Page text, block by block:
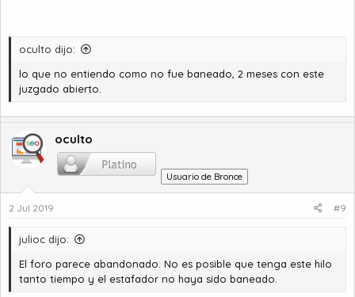
oculto dijo:
lo que no entiendo como no fue baneado, 2 meses con este
juzgado abierto.
oculto
Usuario de Bronce
2 Jul 2019 #9
julioc dijo:
El foro parece abandonado. No es posible que tenga este hilo
tanto tiempo y el estafador no haya sido baneado.